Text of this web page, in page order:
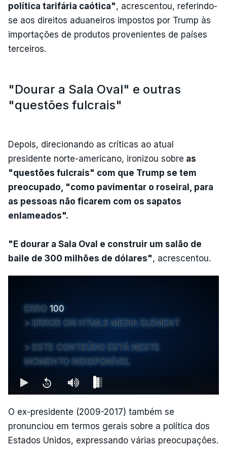
política tarifária caótica", acrescentou, referindo-
se aos direitos aduaneiros impostos por Trump às
importações de produtos provenientes de países
terceiros.
"Dourar a Sala Oval" e outras
"questões fulcrais"
Depois, direcionando as críticas ao atual
presidente norte-americano, ironizou sobre as
"questões fulcrais" com que Trump se tem
preocupado, "como pavimentar o roseiral, para
as pessoas não ficarem com os sapatos
enlameados".
"E dourar a Sala Oval e construir um salão de
baile de 300 milhões de dólares", acrescentou.
ERRO 100
ERROR ON HTML5 MEDIA ELEMENT
ESTE CONTEÚDO ESTÁ NESTE
MOMENTO INDISPONÍVEL
O ex-presidente (2009-2017) também se
pronunciou em termos gerais sobre a política dos
Estados Unidos, expressando várias preocupações.